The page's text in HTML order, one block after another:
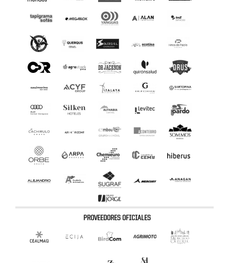
PROVEEDORES OFICIALES